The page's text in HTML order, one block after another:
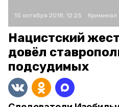
15 октября 2018, 12:25 Криминал
Нацистский
довёл
подсудимых